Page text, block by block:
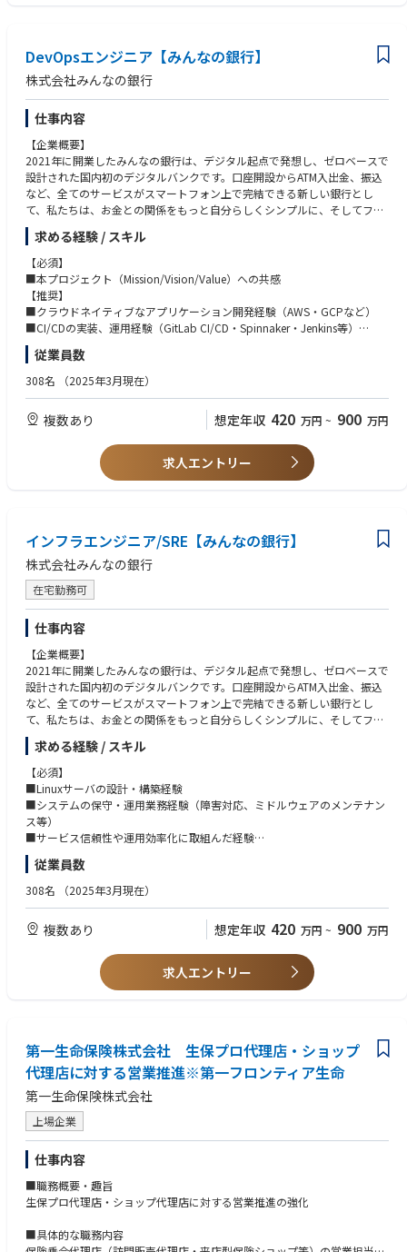
・Frontend
・Backend
にてそれぞれ募集しております。
■古い手法や固定観念にとらわれず、新しい手法や技術に積極的に挑戦し
ていける人、チーム全体の生産性を考えてくれる人を歓迎します。
みんなの銀行もしくはゼロバンク・デザインファクトリーに出向し、勤務
していただきます
【業務内容】
■データ分析基盤の設計、実装、運用
■データ連携処理の設計、実装、運用
■データの利活用推進
DevOpsエンジニア【みんなの銀行】
株式会社みんなの銀行
仕事内容
【企業概要】
2021年に開業したみんなの銀行は、デジタル起点で発想し、ゼロベースで
設計された国内初のデジタルバンクです。口座開設からATM入出金、振込
など、全てのサービスがスマートフォン上で完結できる新しい銀行とし
て、私たちは、お金との関係をもっと自分らしくシンプルに、そしてフレ
ンドリーにするために、新しい銀行のカタチを「みんな」で創りたいと考
えています。
みんなの銀行が目指しているのは、銀行の「Re-Design（再デザイン）」
と「Re-Define（再定義）」。
商品・サービス、システム、業務プロセス等すべてをゼロベースから設
計・構築することで、全く新しい価値を提供できる次世代の銀行づくりを
銀行というと堅い職場を想像されるかもしれませんが、みんなの銀行は既
存の銀行から飛び出したベンチャー、スタートアップ的な組織です。
7割近くがキャリア採用メンバーで構成されており、デジタル領域のスペ
シャリストも数多く在籍しています。
その一方で、バックグラウンドにFFG・福岡銀⾏がいることで、ベンチャ
ことなく、新しい⾦融の模索にスピード感を持ってチャレンジすることに
集中できる環境が整っています。
おり、DevOps領域の内製化を加速させるエンジニアを募集しておりま
す。
■よりよい開発者体験を提供するためにクイックなリリースが可能なCI/C
D基盤の新規開発を行っています。アプリケーション開発・インフラの垣
根を飛び越え両方の領域で活躍したい人を歓迎します。
※雇用主は「株式会社みんなの銀行」です。
みんなの銀行もしくはゼロバンク・デザインファクトリーに出向し、勤務
していただきます。
【業務内容】
■開発からリリースまでの間で滞る問題を解決し、高速かつ安定したアプ
リケーションのリリースを実現するために開発・運用をより良くしていく
領域です
■アプリケーション、インフラ(GCP)のCI/CD pipelineの新規構築（ツール
選定、pipeline実装、各種検証）
求める経験 / スキル
【必須】
■本プロジェクト（Mission/Vision/Value）への共感
【推奨】
■クラウドネイティブなアプリケーション開発経験（AWS・GCPなど）
■CI/CDの実装、運用経験（GitLab CI/CD・Spinnaker・Jenkins等）
■アプリケーションをAWS・GCPへのデプロイ経験
【歓迎】
■プロセス改善活動が習慣として実施できる方
従業員数
308名 （2025年3月現在）
複数あり 想定年収 420 万円 ~ 900 万円
求人エントリー
インフラエンジニア/SRE【みんなの銀行】
株式会社みんなの銀行
在宅勤務可
仕事内容
【企業概要】
2021年に開業したみんなの銀行は、デジタル起点で発想し、ゼロベースで
設計された国内初のデジタルバンクです。口座開設からATM入出金、振込
など、全てのサービスがスマートフォン上で完結できる新しい銀行とし
て、私たちは、お金との関係をもっと自分らしくシンプルに、そしてフレ
ンドリーにするために、新しい銀行のカタチを「みんな」で創りたいと考
えています。
みんなの銀行が目指しているのは、銀行の「Re-Design（再デザイン）」
と「Re-Define（再定義）」。
商品・サービス、システム、業務プロセス等すべてをゼロベースから設
計・構築することで、全く新しい価値を提供できる次世代の銀行づくりを
銀行というと堅い職場を想像されるかもしれませんが、みんなの銀行は既
存の銀行から飛び出したベンチャー、スタートアップ的な組織です。
7割近くがキャリア採用メンバーで構成されており、デジタル領域のスペ
シャリストも数多く在籍しています。
その一方で、バックグラウンドにFFG・福岡銀⾏がいることで、ベンチャ
ことなく、新しい⾦融の模索にスピード感を持ってチャレンジすることに
集中できる環境が整っています。
ており、インフラエンジニアを募集しております。
■当社インフラエンジニアは、ビジネス案件に関わるシステム設計、サー
ビスを安定的に提供するための維持とした維持管理を主としています。ま
た自動化などにも取り組んでおりそれぞれが改善意識を持ち活躍していま
す。
■GCP、Azure、AWSなど主要クラウドやコンテナ技術のご経験者インフ
ラ基盤の実務経験が豊富な方を歓迎いたしますが、入社後に学習する機会
を設けておりますので、全ての技術に精通している必要はありません。
■経験に応じSRE、インフラアーキテクト、特定技術におけるスペシャリ
ストなどとしてご本人の適正にあったポジションでのご活躍を期待してお
ります。
※雇用主は「株式会社みんなの銀行」です。
みんなの銀行もしくはゼロバンク・デザインファクトリーに出向し、勤務
求める経験 / スキル
【必須】
■Linuxサーバの設計・構築経験
■システムの保守・運用業務経験（障害対応、ミドルウェアのメンテナン
ス等）
■サービス信頼性や運用効率化に取組んだ経験
【歓迎スキル】
■Terraform、Ansibleなどの Infrastructure as Code の知識
■プロセス改善活動が習慣として実施できる姿勢
■ミッションクリティカルな分野でのシステム業務経験
従業員数
308名 （2025年3月現在）
複数あり 想定年収 420 万円 ~ 900 万円
求人エントリー
第一生命保険株式会社 生保プロ代理店・ショップ
代理店に対する営業推進※第一フロンティア生命
第一生命保険株式会社
上場企業
仕事内容
■職務概要・趣旨
生保プロ代理店・ショップ代理店に対する営業推進の強化
■具体的な職務内容